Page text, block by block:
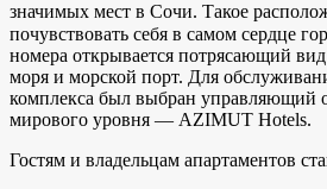
значимых мест в Сочи. Такое
почувствовать себя в самом сердце
номера открывается потрясающий
моря и морской порт. Для
комплекса был выбран управляющий
мирового уровня — AZIMUT Hotels.
Гостям и владельцам апартаментов